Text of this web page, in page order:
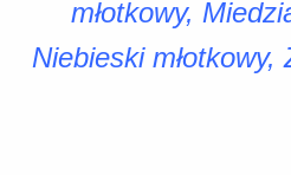
młotkowy,
Niebieski młotkowy,